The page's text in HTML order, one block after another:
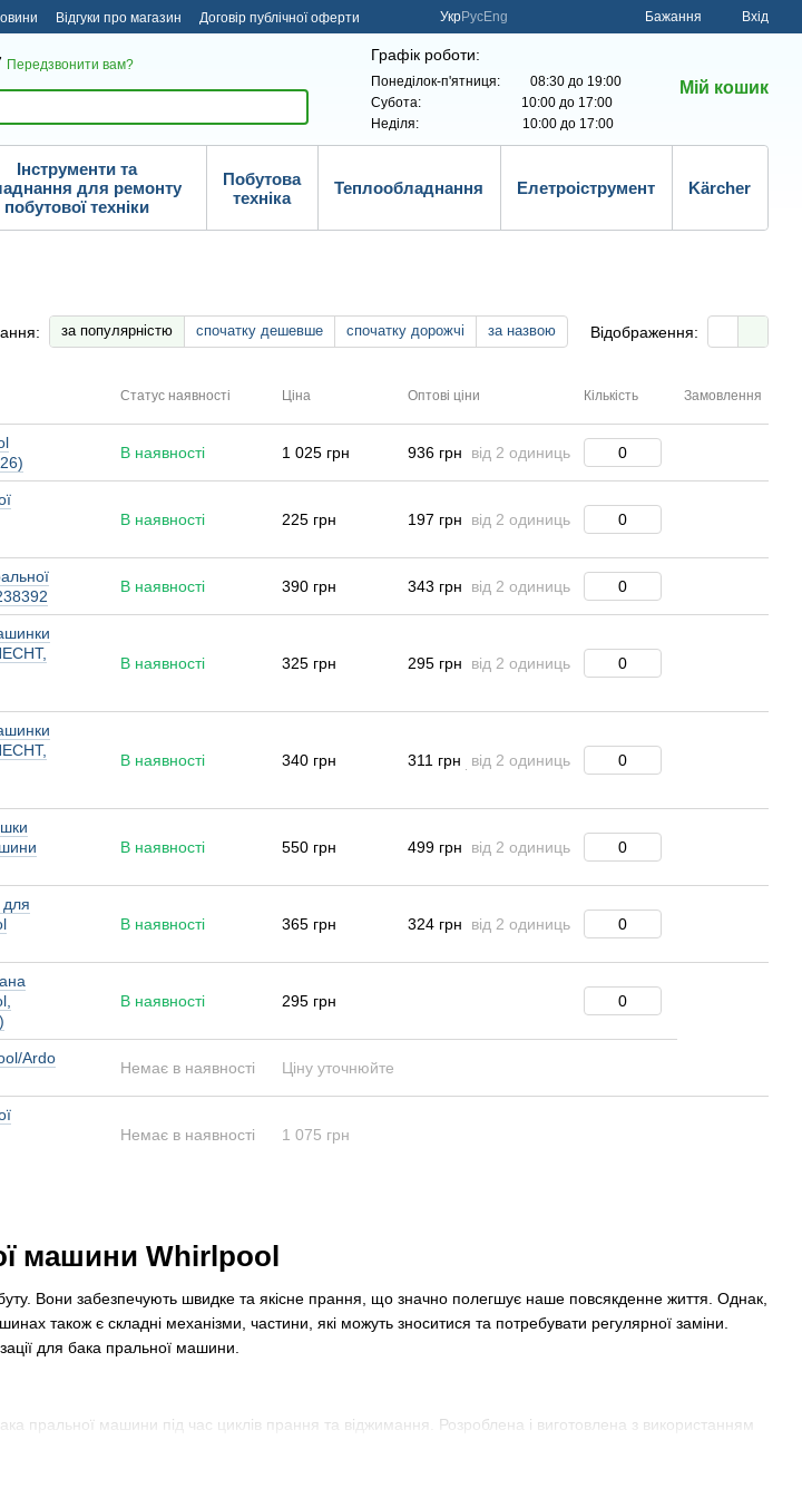
Відгуки про магазин Договір публічної оферти УкрРусEng Бажання Вхід
Передзвонити вам?
Графік роботи:
Понеділок-п'ятниця: 08:30 до 19:00
Субота: 10:00 до 17:00
Неділя: 10:00 до 17:00
Мій кошик
Інструменти та
для ремонту
побутової техніки
Побутова
техніка
Теплообладнання Елетроіструмент Kärcher
за популярністю спочатку дешевше спочатку дорожчі за назвою Відображення:
машини Whirlpool
Вони забезпечують швидке та якісне прання, що значно полегшує наше повсякденне життя. Однак,
також є складні механізми, частини, які можуть зноситися та потребувати регулярної заміни.
для бака пральної машини.
пральної машини під час циклів прання та віджимання. Розроблена і виготовлена з використанням
Статус наявності Ціна Оптові ціни Кількість Замовлення
В наявності 1 025 грн 936 грн від 2 одиниць
В наявності 225 грн 197 грн від 2 одиниць
В наявності 390 грн 343 грн від 2 одиниць
В наявності 325 грн 295 грн від 2 одиниць
В наявності 340 грн 311 грн від 2 одиниць
В наявності 550 грн 499 грн від 2 одиниць
для
В наявності 365 грн 324 грн від 2 одиниць
В наявності 295 грн
Ardo
Немає в наявності Ціну уточнюйте
Немає в наявності 1 075 грн